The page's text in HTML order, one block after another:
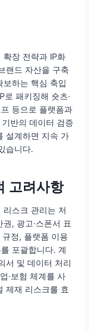
확장 전략과 IP화
랜드 자산을 구축
하는 핵심 축입
로 패키징해 숏츠·
프 등으로 플랫폼과
반의 데이터 검증
설계하면 지속 가
습니다.
고려사항
스크 관리는 저
권, 광고·스폰서 표
정, 플랫폼 이용
포괄합니다. 계
서 및 데이터 처리
·보험 체계를 사
제재 리스크를 효